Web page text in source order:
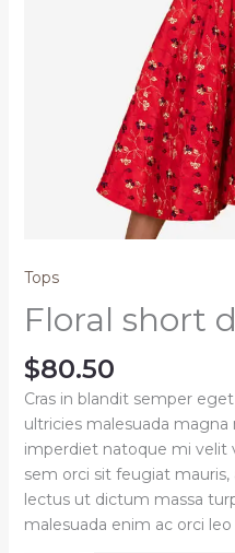
Tops
Floral short
$80.50
Cras in blandit semper
ultricies malesuada
imperdiet natoque mi velit
sem orci sit feugiat
lectus ut dictum massa
malesuada enim ac orci